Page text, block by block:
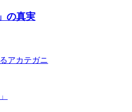
の真実
アカテガニ